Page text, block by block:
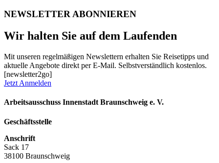
NEWSLETTER ABONNIEREN
Wir halten Sie auf dem Laufenden
Mit unseren regelmäßigen Newslettern erhalten Sie Reisetipps und
aktuelle Angebote direkt per E-Mail. Selbstverständlich kostenlos.
[newsletter2go]
Jetzt Anmelden
Arbeitsausschuss Innenstadt Braunschweig e. V.
Geschäftsstelle
Anschrift
Sack 17
38100 Braunschweig